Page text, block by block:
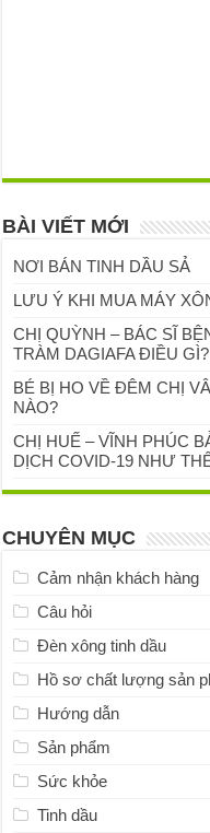
BÀI VIẾT MỚI
NƠI BÁN TINH DẦU SẢ
LƯU Ý KHI MUA MÁY
CHỊ QUỲNH – BÁC SĨ
TRÀM DAGIAFA ĐIỀU GÌ?
BÉ BỊ HO VỀ ĐÊM CHỊ
NÀO?
CHỊ HUẾ – VĨNH PHÚC
DỊCH COVID-19 NHƯ
CHUYÊN MỤC
Cảm nhận khách hàng
Câu hỏi
Đèn xông tinh dầu
Hồ sơ chất lượng sản
Hướng dẫn
Sản phẩm
Sức khỏe
Tinh dầu